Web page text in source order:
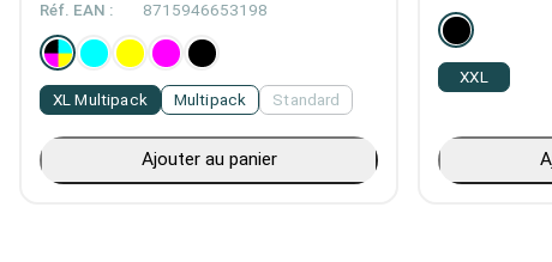
Réf. EAN :
8715946653198
Standard
XL Multipack Multipack
Ajouter au panier
XXL